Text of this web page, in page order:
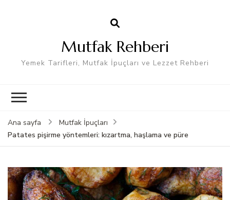
Mutfak Rehberi
Yemek Tarifleri, Mutfak İpuçları ve Lezzet Rehberi
Ana sayfa
Mutfak İpuçları
Patates pişirme yöntemleri: kızartma, haşlama ve püre